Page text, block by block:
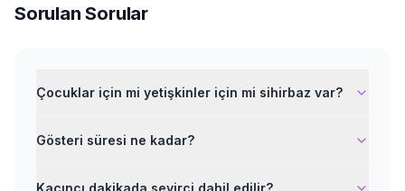
Sorulan Sorular
Çocuklar için mi yetişkinler için mi sihirbaz var?
Gösteri süresi ne kadar?
Kaçıncı dakikada seyirci dahil edilir?